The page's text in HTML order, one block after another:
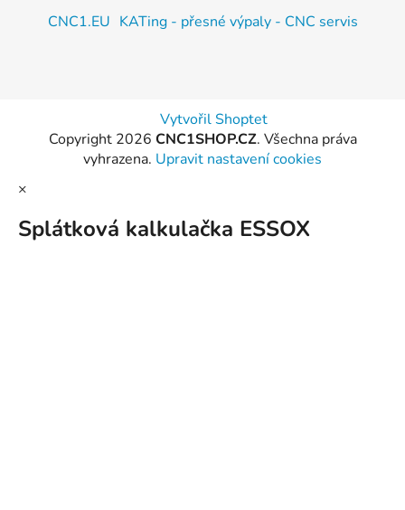
CNC1.EU KATing - přesné výpaly - CNC servis
Vytvořil Shoptet
Copyright 2026 CNC1SHOP.CZ. Všechna práva
vyhrazena. Upravit nastavení cookies
×
Splátková kalkulačka ESSOX